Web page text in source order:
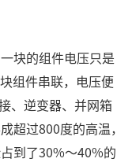
块的组件电压只是
组件串联，电压便
、逆变器、并网箱
超过800度的高温，
到了30%～40%的